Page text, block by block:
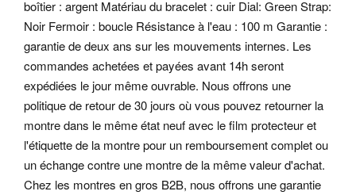
boîtier : argent Matériau du bracelet : cuir Dial: Green Strap:
Noir Fermoir : boucle Résistance à l'eau : 100 m Garantie :
garantie de deux ans sur les mouvements internes. Les
commandes achetées et payées avant 14h seront
expédiées le jour même ouvrable. Nous offrons une
politique de retour de 30 jours où vous pouvez retourner la
montre dans le même état neuf avec le film protecteur et
l'étiquette de la montre pour un remboursement complet ou
un échange contre une montre de la même valeur d'achat.
Chez les montres en gros B2B, nous offrons une garantie